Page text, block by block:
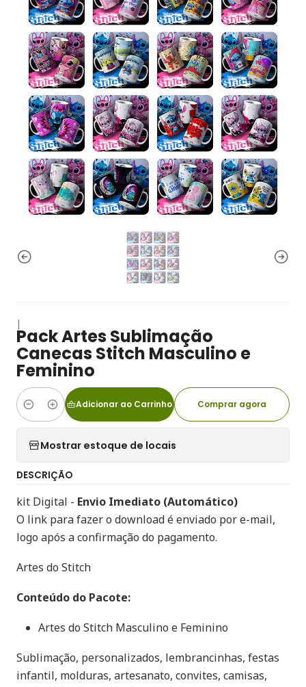
|
Pack Artes Sublimação
Canecas Stitch Masculino e
Feminino
Quantidade
Adicionar ao Carrinho Comprar agora
Mostrar estoque de locais
DESCRIÇÃO
kit Digital - Envio Imediato (Automático)
O link para fazer o download é enviado por e-mail,
logo após a confirmação do pagamento.
Artes do Stitch
Conteúdo do Pacote:
Artes do Stitch Masculino e Feminino
Sublimação, personalizados, lembrancinhas, festas
infantil, molduras, artesanato, convites, camisas,